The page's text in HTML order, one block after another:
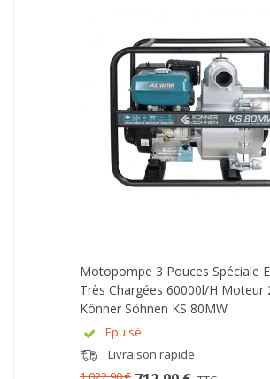
Motopompe 3 Pouces Spéciale
Très Chargées 60000l/h Moteur
Könner Söhnen KS 80MW
Epuisé
Livraison rapide